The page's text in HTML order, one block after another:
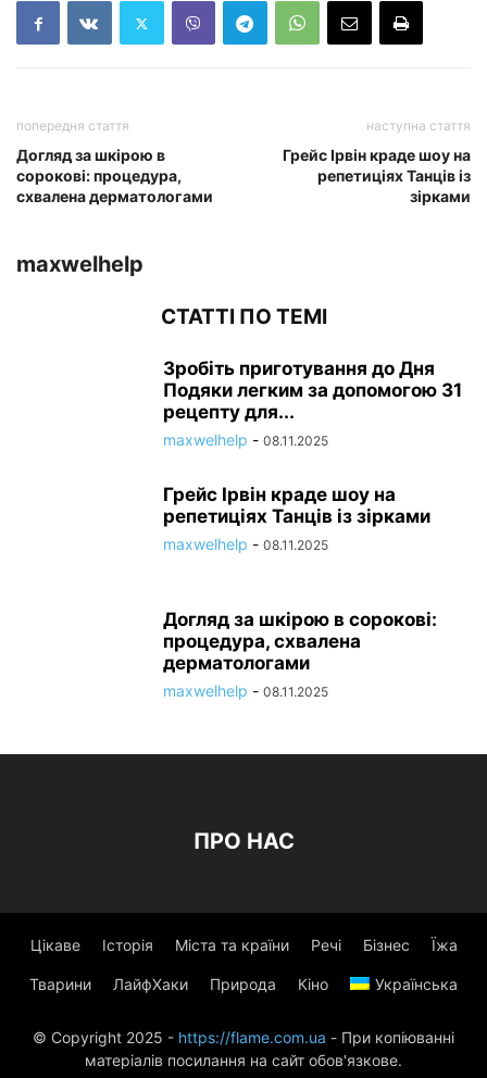
попередня стаття
Догляд за шкірою в
сорокові: процедура,
схвалена дерматологами
наступна стаття
Грейс Ірвін краде шоу на
репетиціях Танців із
зірками
maxwelhelp
СТАТТІ ПО ТЕМІ
Зробіть приготування до Дня
Подяки легким за допомогою 31
рецепту для...
maxwelhelp - 08.11.2025
Грейс Ірвін краде шоу на
репетиціях Танців із зірками
maxwelhelp - 08.11.2025
Догляд за шкірою в сорокові:
процедура, схвалена
дерматологами
maxwelhelp - 08.11.2025
ПРО НАС
Цікаве Історія Міста та країни Речі Бізнес Їжа
Тварини ЛайфХаки Природа Кіно Українська
© Copyright 2025 - https://flame.com.ua - При копіюванні
матеріалів посилання на сайт обов'язкове.